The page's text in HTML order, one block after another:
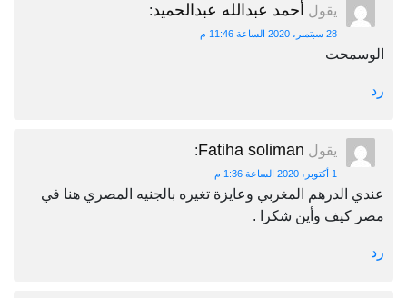
يقول أحمد عبدالله عبدالحميد:
28 سبتمبر، 2020 الساعة 11:46 م
الوسمحت
رد
يقول Fatiha soliman
:
1 أكتوبر، 2020 الساعة 1:36 م
عندي الدرهم المغربي وعايزة تغيره بالجنيه المصري هنا في
مصر كيف وأين شكرا .
رد